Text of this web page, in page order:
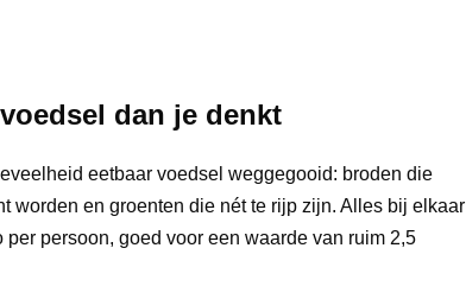
dan je denkt
eetbaar voedsel weggegooid: broden die
worden en groenten die nét te rijp zijn. Alles bij elkaar
persoon, goed voor een waarde van ruim 2,5